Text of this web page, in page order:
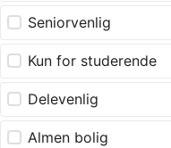
Seniorvenlig
Kun for studerende
Delevenlig
Almen bolig